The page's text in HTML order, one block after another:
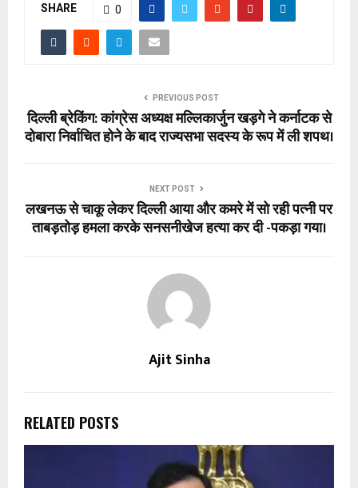
SHARE 0
PREVIOUS POST
दिल्ली ब्रेकिंग: कांग्रेस अध्यक्ष मल्लिकार्जुन खड़गे ने कर्नाटक से
दोबारा निर्वाचित होने के बाद राज्यसभा सदस्य के रूप में ली शपथ।
NEXT POST
लखनऊ से चाकू लेकर दिल्ली आया और कमरे में सो रही पत्नी पर
ताबड़तोड़ हमला करके सनसनीखेज हत्या कर दी -पकड़ा गया।
Ajit Sinha
RELATED POSTS